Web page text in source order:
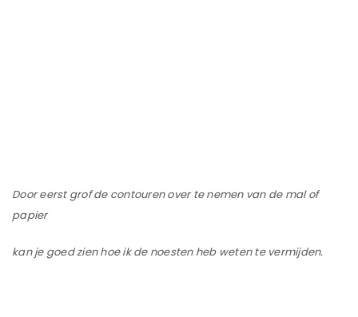
Door eerst grof de contouren over te nemen van de mal of
papier
kan je goed zien hoe ik de noesten heb weten te vermijden.